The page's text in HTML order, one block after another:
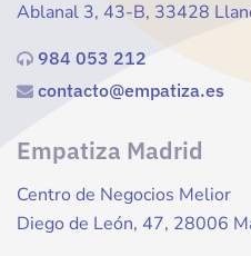
Ablanal 3, 43-B, 33428
984 053 212
contacto@empatiza.es
Empatiza Madrid
Centro de Negocios Melior
Diego de León, 47, 28006